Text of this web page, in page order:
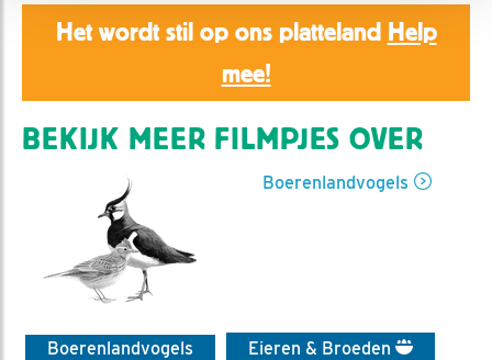
Het wordt stil op ons platteland Help
mee!
BEKIJK MEER FILMPJES OVER
Boerenlandvogels
Boerenlandvogels
Eieren & Broeden